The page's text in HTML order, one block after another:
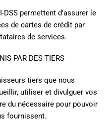
permettent d’assurer le
de cartes de crédit par
de services.
PAR DES TIERS
tiers que nous
utiliser et divulguer vos
du nécessaire pour pouvoir
fournissent.